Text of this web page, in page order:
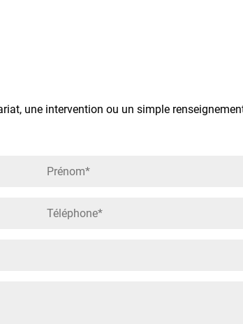
une intervention ou un simple